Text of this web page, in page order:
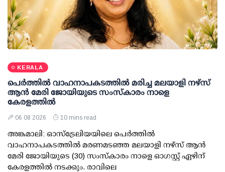
KERALA
പെർത്തിൽ വാഹനാപകടത്തിൽ മരിച്ച മലയാളി നഴ്സ്
ആൻ മേരി ജോയിയുടെ സംസ്കാരം നാളെ
കേരളത്തിൽ
06 08 2026 10 mins read
അങ്കമാലി: ഓസ്‌ട്രേലിയയിലെ പെർത്തിൽ
വാഹനാപകടത്തിൽ മരണമടഞ്ഞ മലയാളി നഴ്സ് ആൻ
മേരി ജോയിയുടെ (30) സംസ്കാരം നാളെ ഓഗസ്റ്റ് ഏഴിന്
കേരളത്തിൽ നടക്കും. രാവിലെ